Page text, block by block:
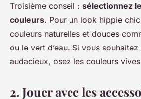
Troisième conseil : sélectionnez
couleurs. Pour un look hippie
couleurs naturelles et douces
ou le vert d’eau. Si vous
audacieux, osez les couleurs
2. Jouer avec les